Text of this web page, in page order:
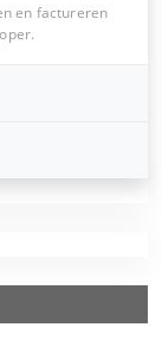
en factureren